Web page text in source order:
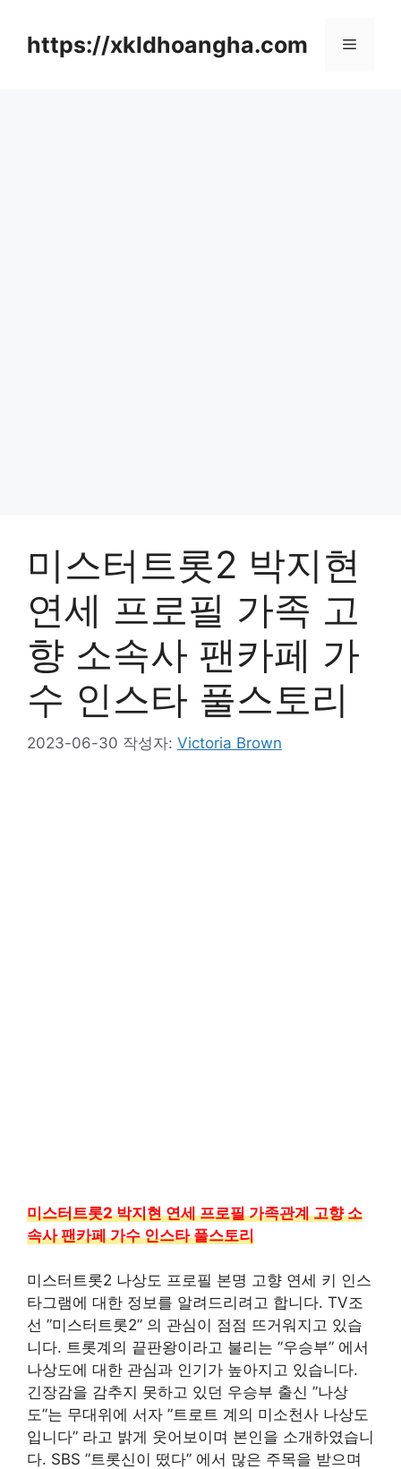
https://xkldhoangha.com 메
미스터트롯2 박지현
연세 프로필 가족 고
향 소속사 팬카페 가
수 인스타 풀스토리
2023-06-30 작성자: Victoria Brown
미스터트롯2 박지현 연세 프로필 가족관계 고향 소
속사 팬카페 가수 인스타 풀스토리
미스터트롯2 나상도 프로필 본명 고향 연세 키 인스
타그램에 대한 정보를 알려드리려고 합니다. TV조
선 ”미스터트롯2” 의 관심이 점점 뜨거워지고 있습
니다. 트롯계의 끝판왕이라고 불리는 ”우승부” 에서
나상도에 대한 관심과 인기가 높아지고 있습니다.
긴장감을 감추지 못하고 있던 우승부 출신 ”나상
도”는 무대위에 서자 ”트로트 계의 미소천사 나상도
입니다” 라고 밝게 웃어보이며 본인을 소개하였습니
다. SBS ”트롯신이 떴다” 에서 많은 주목을 받으며